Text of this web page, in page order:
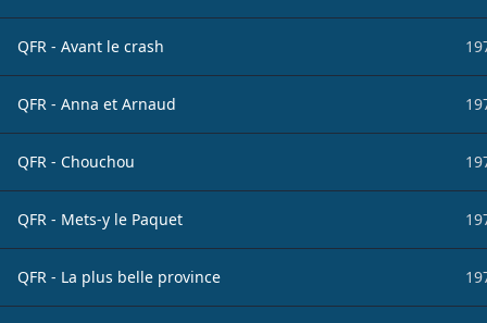
QFR - Avant le crash
QFR - Anna et Arnaud
QFR - Chouchou
QFR - Mets-y le Paquet
QFR - La plus belle province